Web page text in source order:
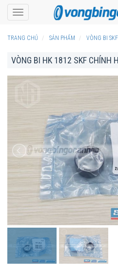
Toggle
navigation
TRANG CHỦ SẢN PHẨM VÒNG BI SKF
VÒNG BI HK 1812 SKF CHÍNH